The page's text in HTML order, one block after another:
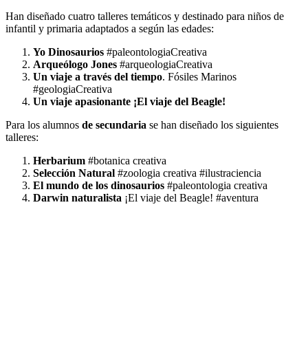
Han diseñado cuatro talleres temáticos y destinado para niños de
infantil y primaria adaptados a según las edades:
Yo Dinosaurios #paleontologiaCreativa
Arqueólogo Jones #arqueologiaCreativa
Un viaje a través del tiempo. Fósiles Marinos
#geologiaCreativa
Un viaje apasionante ¡El viaje del Beagle!
Para los alumnos de secundaria se han diseñado los siguientes
talleres:
Herbarium #botanica creativa
Selección Natural #zoologia creativa #ilustraciencia
El mundo de los dinosaurios #paleontologia creativa
Darwin naturalista ¡El viaje del Beagle! #aventura